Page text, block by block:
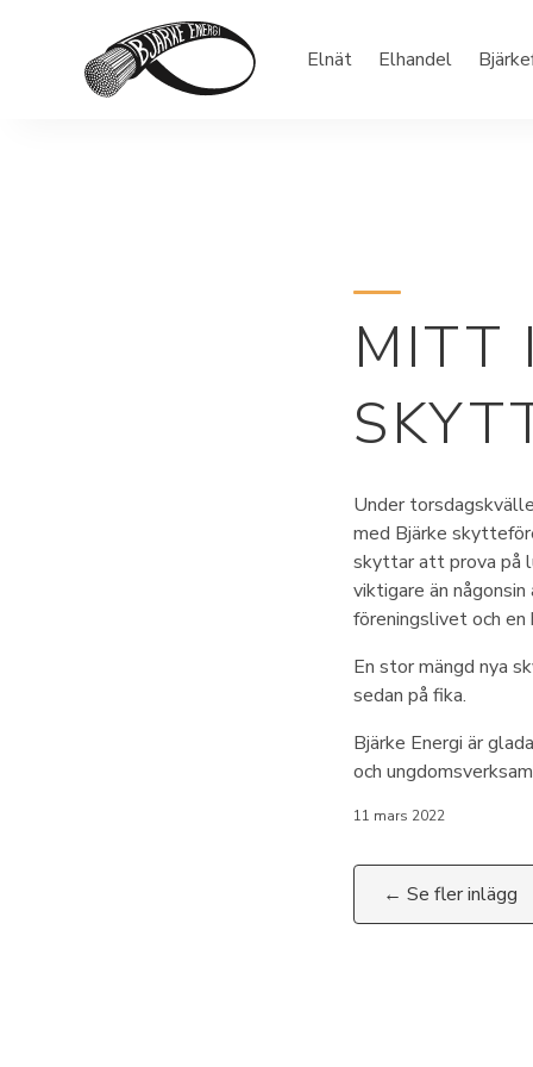
Elnät Elhandel
MITT
Under
med Bjärke
skyttar att prova på
viktigare än
föreningslivet och
En stor mängd nya
sedan på fika.
Bjärke Energi är
och
11 mars 2022
← Se fler inlägg